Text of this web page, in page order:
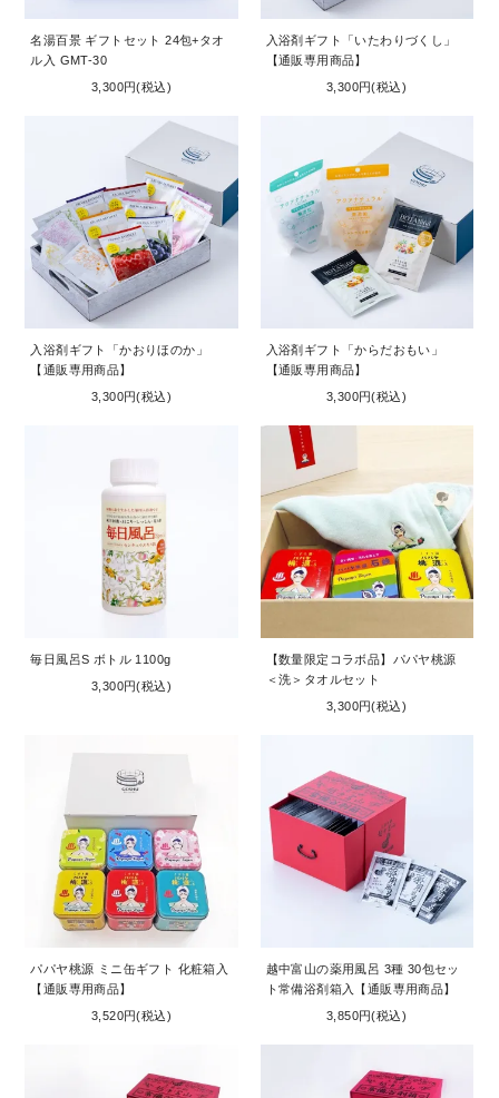
名湯百景 ギフトセット 24包+タオ
ル入 GMT-30
3,300円(税込)
入浴剤ギフト「いたわりづくし」
【通販専用商品】
3,300円(税込)
入浴剤ギフト「かおりほのか」
【通販専用商品】
3,300円(税込)
入浴剤ギフト「からだおもい」
【通販専用商品】
3,300円(税込)
毎日風呂S ボトル 1100g
3,300円(税込)
【数量限定コラボ品】パパヤ桃源
＜洗＞タオルセット
3,300円(税込)
パパヤ桃源 ミニ缶ギフト 化粧箱入
【通販専用商品】
3,520円(税込)
越中富山の薬用風呂 3種 30包セッ
ト常備浴剤箱入【通販専用商品】
3,850円(税込)